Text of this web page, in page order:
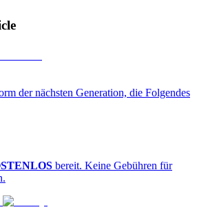
der nächsten Generation, die Folgendes
bereit. Keine Gebühren für